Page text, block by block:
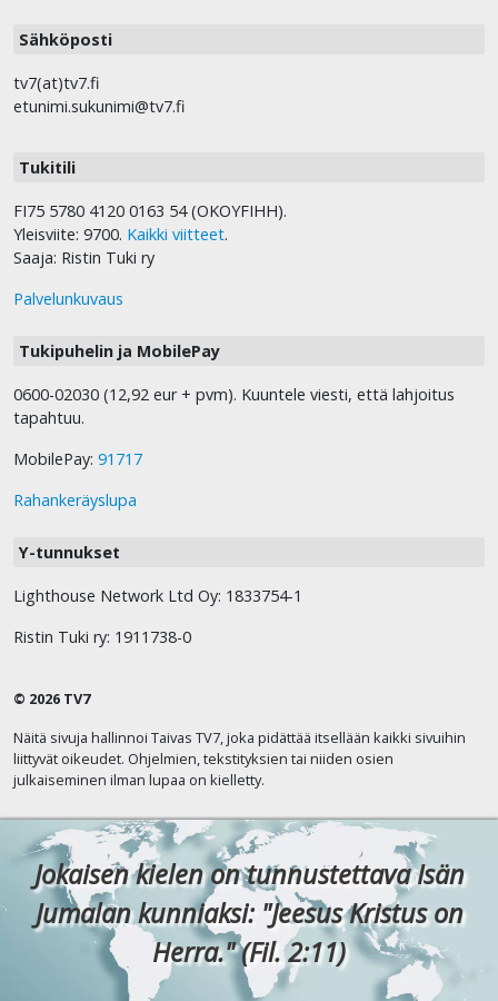
Sähköposti
tv7(at)tv7.fi
etunimi.sukunimi@tv7.fi
Tukitili
FI75 5780 4120 0163 54 (OKOYFIHH).
Yleisviite: 9700. Kaikki viitteet.
Saaja: Ristin Tuki ry
Palvelunkuvaus
Tukipuhelin ja MobilePay
0600-02030 (12,92 eur + pvm). Kuuntele viesti, että lahjoitus
tapahtuu.
MobilePay: 91717
Rahankeräyslupa
Y-tunnukset
Lighthouse Network Ltd Oy: 1833754-1
Ristin Tuki ry: 1911738-0
© 2026 TV7
Näitä sivuja hallinnoi Taivas TV7, joka pidättää itsellään kaikki sivuihin
liittyvät oikeudet. Ohjelmien, tekstityksien tai niiden osien
julkaiseminen ilman lupaa on kielletty.
Jokaisen kielen on tunnustettava Isän
Jumalan kunniaksi: "Jeesus Kristus on
Herra." (Fil. 2:11)